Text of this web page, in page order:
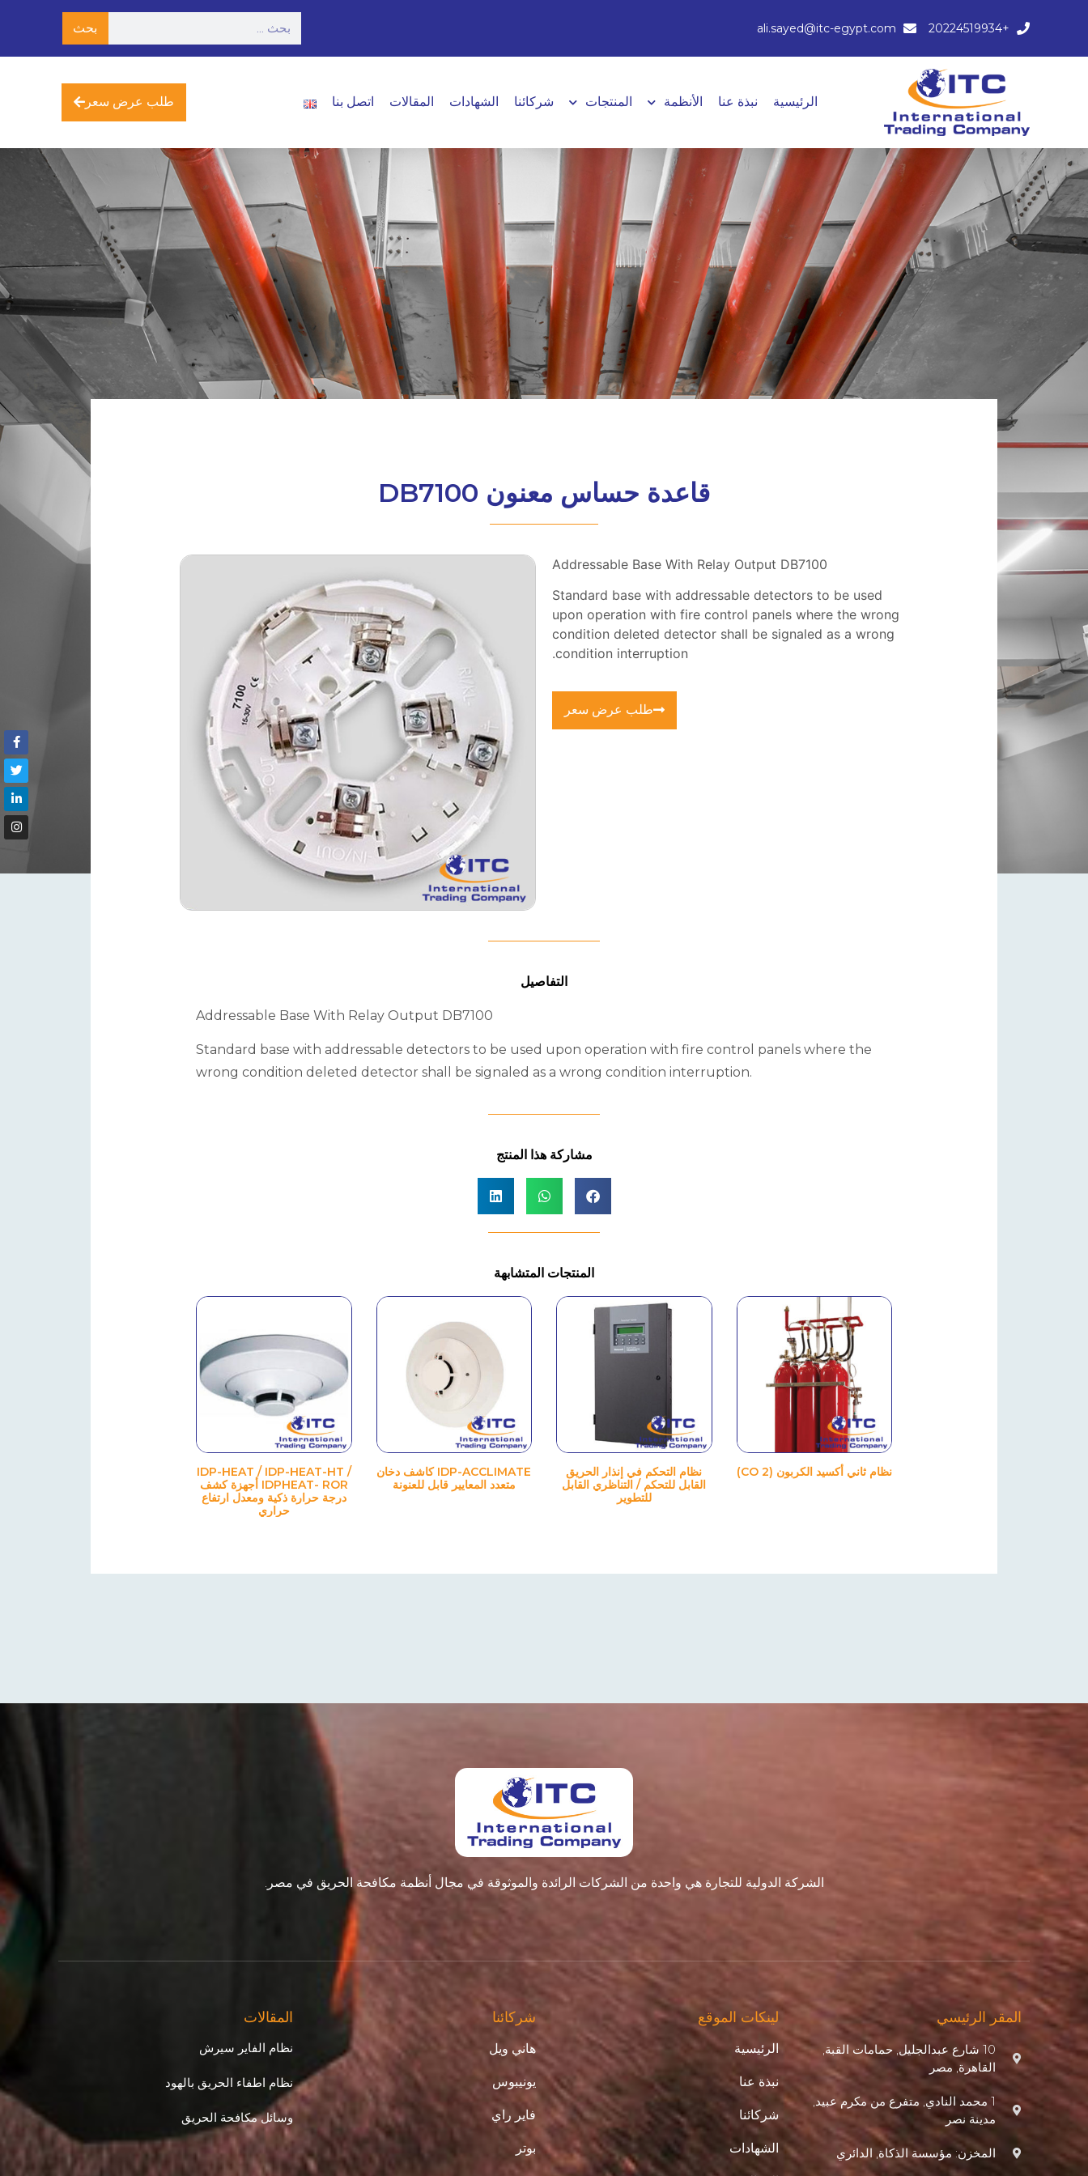
+20224519934
ali.sayed@itc-egypt.com بحث
الرئيسية نبذة عنا الأنظمة المنتجات شركائنا الشهادات المقالات اتصل بنا طلب عرض سعر
قاعدة حساس معنون DB7100
Addressable Base With Relay Output DB7100
Standard base with addressable detectors to be used
upon operation with fire control panels where the wrong
condition deleted detector shall be signaled as a wrong
condition interruption.
طلب عرض سعر
التفاصيل
Addressable Base With Relay Output DB7100
Standard base with addressable detectors to be used upon operation with fire control panels where the
wrong condition deleted detector shall be signaled as a wrong condition interruption.
مشاركة هذا المنتج
المنتجات المتشابهة
نظام ثاني أكسيد الكربون (CO 2)
نظام التحكم في إنذار الحريق
القابل للتحكم / التناظري القابل
للتطوير
IDP-ACCLIMATE كاشف دخان
متعدد المعايير قابل للعنونة
IDP-HEAT / IDP-HEAT-HT /
IDPHEAT- ROR أجهزة كشف
درجة حرارة ذكية ومعدل ارتفاع
حراري
الشركة الدولية للتجارة هي واحدة من الشركات الرائدة والموثوقة في مجال أنظمة مكافحة الحريق في مصر.
المقر الرئيسي
10 شارع عبدالجليل, حمامات القبة,
القاهرة, مصر
1 محمد النادي, متفرع من مكرم عبيد,
مدينة نصر
المخزن: مؤسسة الذكاة, الدائري
لينكات الموقع
الرئيسية
نبذة عنا
شركائنا
الشهادات
شركائنا
هاني ويل
يونيبوس
فاير راي
بوتر
المقالات
نظام الفاير سيرش
نظام اطفاء الحريق بالهود
وسائل مكافحة الحريق